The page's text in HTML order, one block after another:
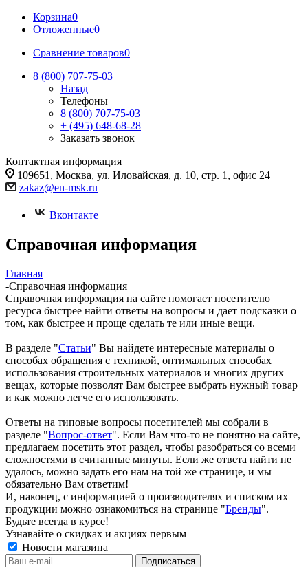
Корзина0
Отложенные0
Сравнение товаров0
8 (800) 707-75-03
Назад
Телефоны
8 (800) 707-75-03
+ (495) 648-68-28
Заказать звонок
Контактная информация
109651, Москва, ул. Иловайская, д. 10, стр. 1, офис 24
zakaz@en-msk.ru
Вконтакте
Справочная информация
Главная
-Справочная информация
Справочная информация на сайте помогает посетителю
ресурса быстрее найти ответы на вопросы и дает подсказки о
том, как быстрее и проще сделать те или иные вещи.
В разделе "Статьи" Вы найдете интересные материалы о
способах обращения с техникой, оптимальных способах
использования строительных материалов и многих других
вещах, которые позволят Вам быстрее выбрать нужный товар
и как можно легче его использовать.
Ответы на типовые вопросы посетителей мы собрали в
разделе "Вопрос-ответ". Если Вам что-то не понятно на сайте,
предлагаем посетить этот раздел, чтобы разобраться со всеми
сложностями в считанные минуты. Если же ответа найти не
удалось, можно задать его нам на той же странице, и мы
обязательно Вам ответим!
И, наконец, с информацией о производителях и списком их
продукции можно ознакомиться на странице "Бренды".
Будьте всегда в курсе!
Узнавайте о скидках и акциях первым
Новости магазина